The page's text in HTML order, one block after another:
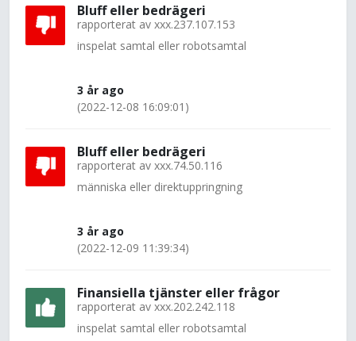
Bluff eller bedrägeri
rapporterat av xxx.237.107.153
inspelat samtal eller robotsamtal
3 år ago
(2022-12-08 16:09:01)
Bluff eller bedrägeri
rapporterat av xxx.74.50.116
människa eller direktuppringning
3 år ago
(2022-12-09 11:39:34)
Finansiella tjänster eller frågor
rapporterat av xxx.202.242.118
inspelat samtal eller robotsamtal